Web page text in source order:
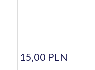
15,00 PLN